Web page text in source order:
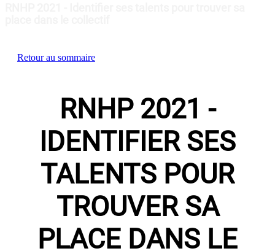
Retour au sommaire
RNHP 2021 -
IDENTIFIER SES
TALENTS POUR
TROUVER SA
PLACE DANS LE